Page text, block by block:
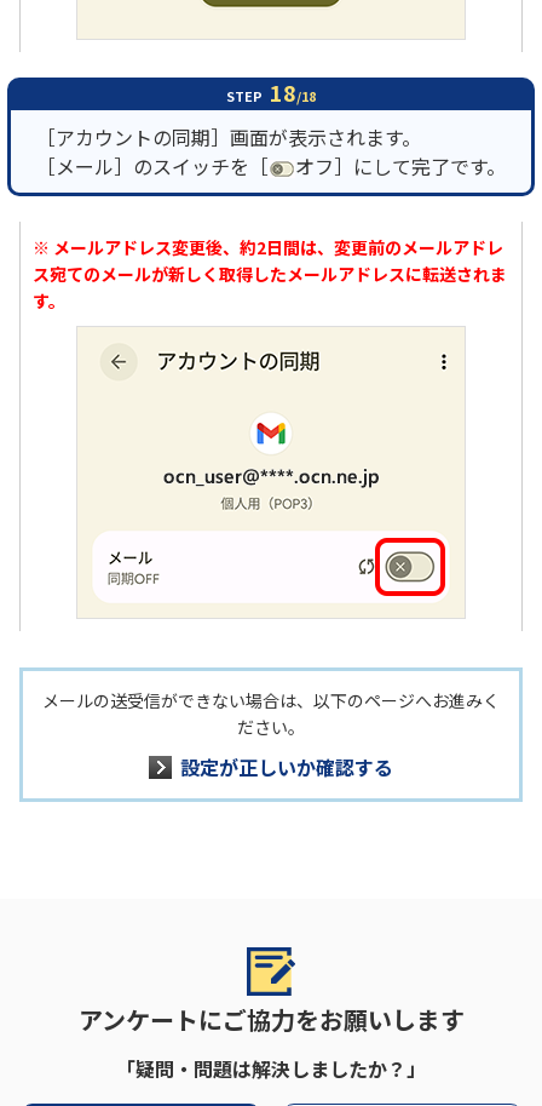
STEP 18/18
［アカウントの同期］画面が表示されます。
［メール］のスイッチを［
オフ］にして完了です。
※ メールアドレス変更後、約2日間は、変更前のメールアドレ
ス宛てのメールが新しく取得したメールアドレスに転送されま
す。
メールの送受信ができない場合は、以下のページへお進みく
ださい。
設定が正しいか確認する
アンケートにご協力をお願いします
「疑問・問題は解決しましたか？」